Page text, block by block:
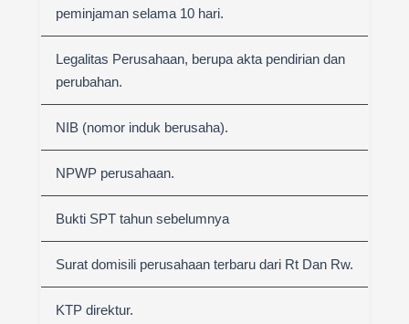
peminjaman selama 10 hari.
Legalitas Perusahaan, berupa akta pendirian dan
perubahan.
NIB (nomor induk berusaha).
NPWP perusahaan.
Bukti SPT tahun sebelumnya
Surat domisili perusahaan terbaru dari Rt Dan Rw.
KTP direktur.